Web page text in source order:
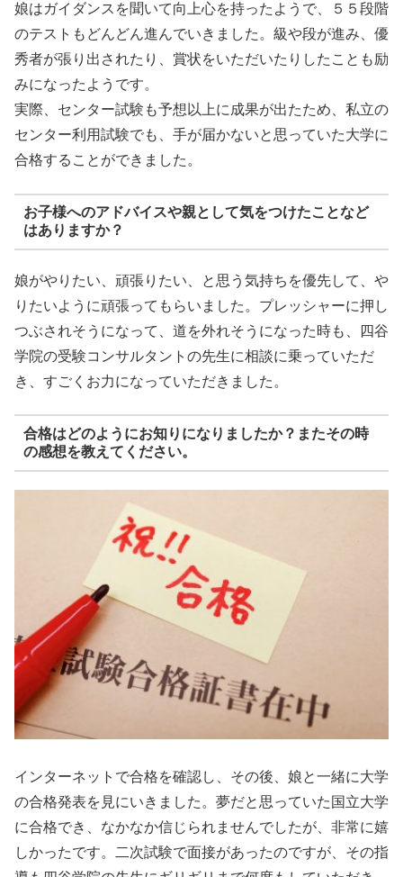
娘はガイダンスを聞いて向上心を持ったようで、５５段階
のテストもどんどん進んでいきました。級や段が進み、優
秀者が張り出されたり、賞状をいただいたりしたことも励
みになったようです。
実際、センター試験も予想以上に成果が出たため、私立の
センター利用試験でも、手が届かないと思っていた大学に
合格することができました。
お子様へのアドバイスや親として気をつけたことなど
はありますか？
娘がやりたい、頑張りたい、と思う気持ちを優先して、や
りたいように頑張ってもらいました。プレッシャーに押し
つぶされそうになって、道を外れそうになった時も、四谷
学院の受験コンサルタントの先生に相談に乗っていただ
き、すごくお力になっていただきました。
合格はどのようにお知りになりましたか？またその時
の感想を教えてください。
インターネットで合格を確認し、その後、娘と一緒に大学
の合格発表を見にいきました。夢だと思っていた国立大学
に合格でき、なかなか信じられませんでしたが、非常に嬉
しかったです。二次試験で面接があったのですが、その指